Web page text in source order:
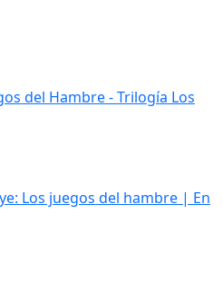
del Hambre - Trilogía Los
Los juegos del hambre | En